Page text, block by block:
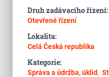
Druh zadávacího řízení:
Otevřené řízení
Lokalita:
Celá Česká republika
Kategorie:
Správa a údržba, úklid,